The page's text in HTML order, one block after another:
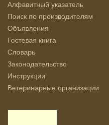
Алфавитный указатель
Поиск по производителям
Объявления
Гостевая книга
Словарь
Законодательство
Инструкции
Ветеринарные организации